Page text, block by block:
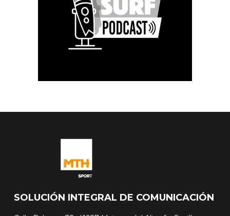
SOLUCIÓN INTEGRAL DE COMUNICACIÓN